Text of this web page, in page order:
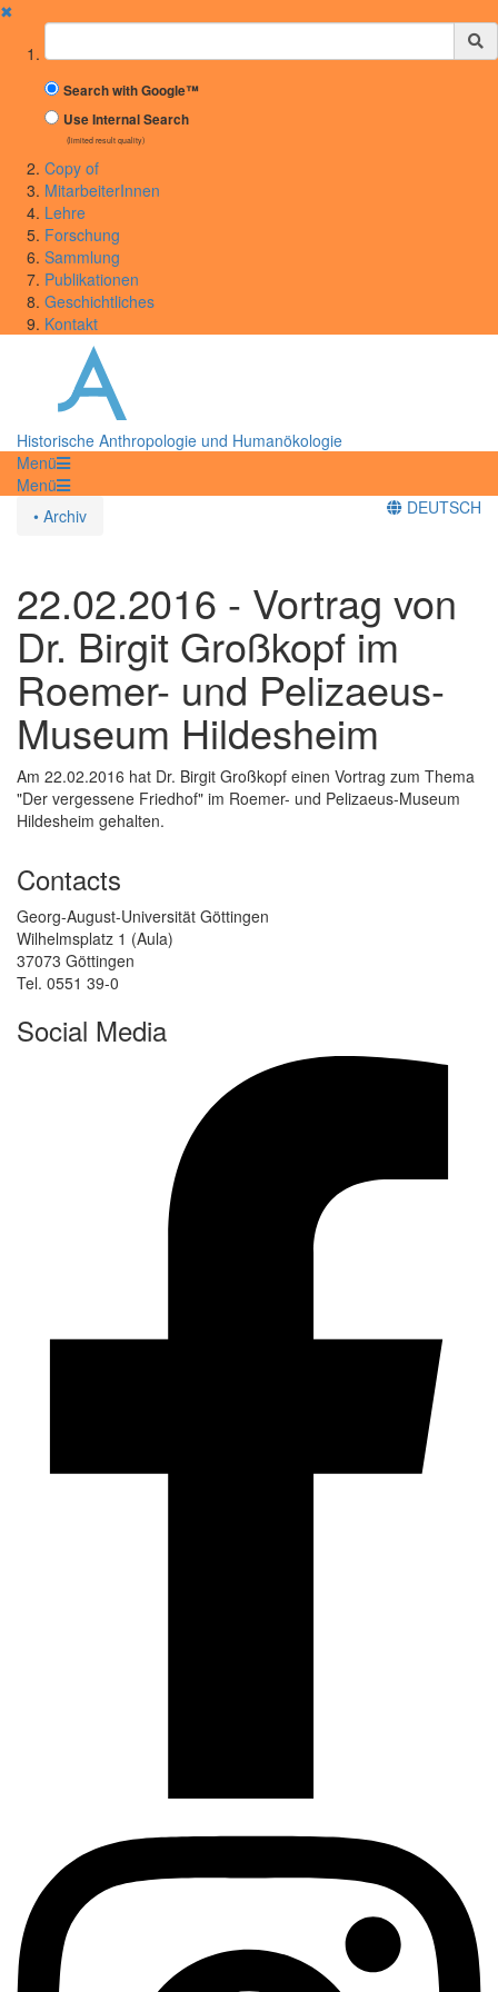
✖
Suchbegriff
Search with Google™
Use Internal Search
(limited result quality)
Copy of
MitarbeiterInnen
Lehre
Forschung
Sammlung
Publikationen
Geschichtliches
Kontakt
Historische Anthropologie und Humanökologie
Menü
Menü
• Archiv
DEUTSCH
22.02.2016 - Vortrag von
Dr. Birgit Großkopf im
Roemer- und Pelizaeus-
Museum Hildesheim
Am 22.02.2016 hat Dr. Birgit Großkopf einen Vortrag zum Thema
"Der vergessene Friedhof" im Roemer- und Pelizaeus-Museum
Hildesheim gehalten.
Contacts
Georg-August-Universität Göttingen
Wilhelmsplatz 1 (Aula)
37073 Göttingen
Tel. 0551 39-0
Social Media